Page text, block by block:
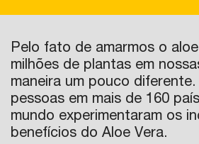
Pelo fato de amarmos o
milhões de plantas em
maneira um pouco
pessoas em mais de 160
mundo experimentaram os
benefícios do Aloe Vera.